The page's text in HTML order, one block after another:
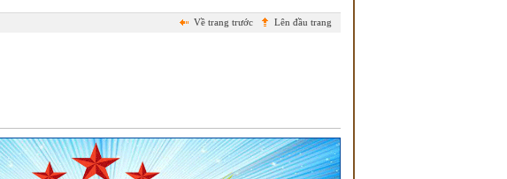
Lên đầu trang
Về trang trước